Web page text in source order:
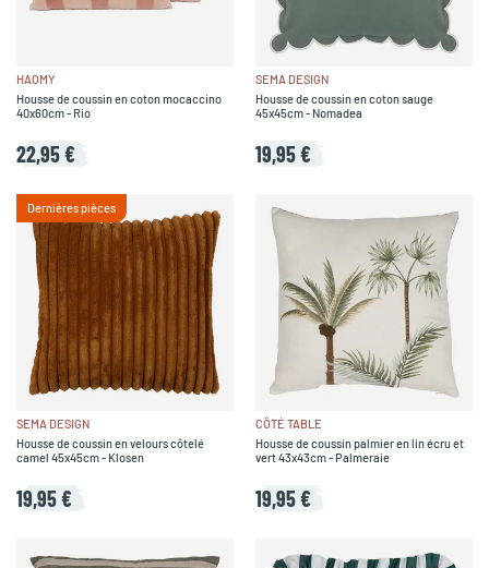
HAOMY
Housse de coussin en coton mocaccino
40x60cm - Rio
22,95 €
SEMA DESIGN
Housse de coussin en coton sauge
45x45cm - Nomadea
19,95 €
Dernières pièces
SEMA DESIGN
Housse de coussin en velours côtelé
camel 45x45cm - Klosen
19,95 €
CÔTÉ TABLE
Housse de coussin palmier en lin écru et
vert 43x43cm - Palmeraie
19,95 €